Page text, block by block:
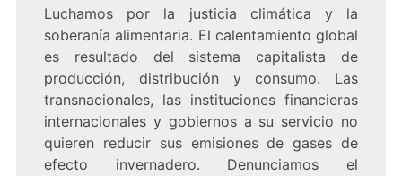
Luchamos por la justicia climática y la
soberanía alimentaria. El calentamiento global
es resultado del sistema capitalista de
producción, distribución y consumo. Las
transnacionales, las instituciones financieras
internacionales y gobiernos a su servicio no
quieren reducir sus emisiones de gases de
efecto invernadero. Denunciamos el